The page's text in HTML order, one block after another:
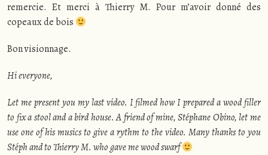
remercie. Et merci à Thierry M. Pour m’avoir donné des
copeaux de bois
Bon visionnage.
Hi everyone,
Let me present you my last video. I filmed how I prepared a wood filler
to fix a stool and a bird house. A friend of mine, Stéphane Obino, let me
use one of his musics to give a rythm to the video. Many thanks to you
Stéph and to Thierry M. who gave me wood swarf